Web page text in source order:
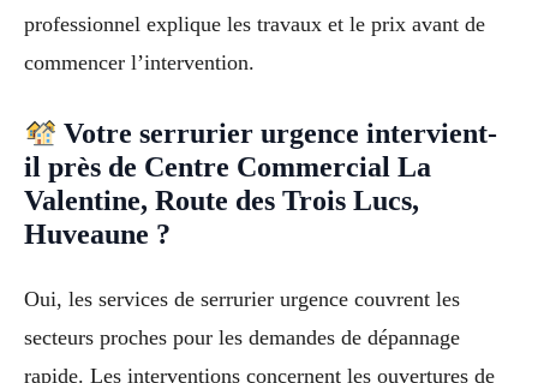
professionnel explique les travaux et le prix avant de
commencer l’intervention.
Votre serrurier urgence intervient-
il près de Centre Commercial La
Valentine, Route des Trois Lucs,
Huveaune ?
Oui, les services de serrurier urgence couvrent les
secteurs proches pour les demandes de dépannage
rapide. Les interventions concernent les ouvertures de